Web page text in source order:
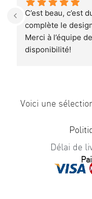
C’est beau, c’est
complète le
Merci à l’équipe
disponibilité!
Voici une
Délai de